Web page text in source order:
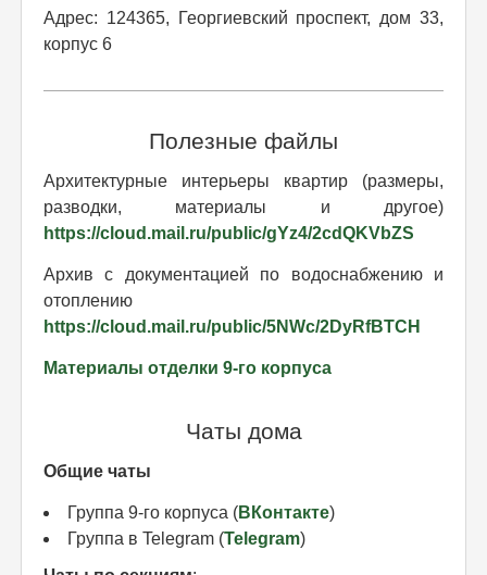
Адрес: 124365, Георгиевский проспект, дом 33,
корпус 6
Полезные файлы
Архитектурные интерьеры квартир (размеры,
разводки, материалы и другое)
https://cloud.mail.ru/public/gYz4/2cdQKVbZS
Архив с документацией по водоснабжению и
отоплению
https://cloud.mail.ru/public/5NWc/2DyRfBTCH
Материалы отделки 9-го корпуса
Чаты дома
Общие чаты
Группа 9-го корпуса (ВКонтакте)
Группа в Telegram (Telegram)